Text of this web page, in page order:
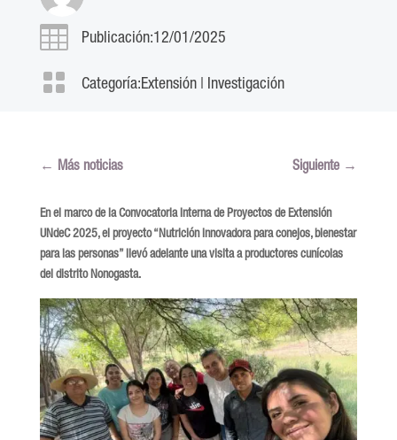
 Publicación:12/01/2025
 Categoría:Extensión| Investigación
← Más noticias Siguiente →
En el marco de la Convocatoria Interna de Proyectos de Extensión
UNdeC 2025, el proyecto “Nutrición innovadora para conejos, bienestar
para las personas” llevó adelante una visita a productores cunícolas
del distrito Nonogasta.